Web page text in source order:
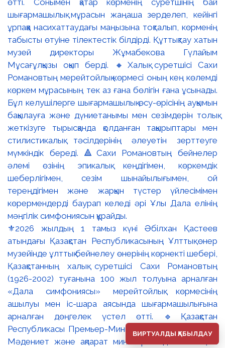
⚜️2026 жылдың 1 тамыз күні Әбілхан Қастеев
атындағы Қазақстан Республикасының Ұлттық өнер
музейінде ұлттық бейнелеу өнерінің көрнекті шебері,
Қазақстанның халық суретшісі Сахи Романовтың
(1926-2002) туғанына 100 жыл толуына арналған
«Дала симфониясы» мерейтойлық көрмесінің
ашылуы мен іс-шара аясында шығармашылығына
арналған дөңгелек үстел өтті. 🔹Қазақстан
Республикасы Премьер-Министрінің орынбасары –
Мәдениет және ақпарат министрі Аида Ғалымқызы
ВИРТУАЛДЫ ҚАБЫЛДАУ